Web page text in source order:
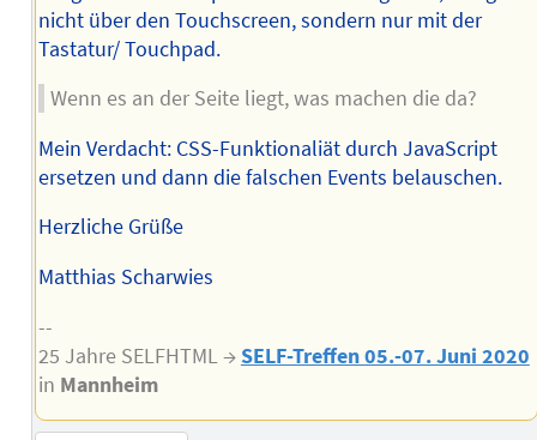
nicht über den Touchscreen, sondern nur mit der
Tastatur/ Touchpad.
Wenn es an der Seite liegt, was machen die da?
Mein Verdacht: CSS-Funktionaliät durch JavaScript
ersetzen und dann die falschen Events belauschen.
Herzliche Grüße
Matthias Scharwies
--
25 Jahre SELFHTML →SELF-Treffen 05.-07. Juni 2020
in Mannheim